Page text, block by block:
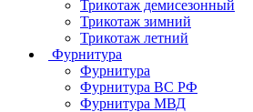
Трикотаж демисезонный
Трикотаж зимний
Трикотаж летний
Фурнитура
Фурнитура
Фурнитура ВС РФ
Фурнитура МВД